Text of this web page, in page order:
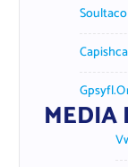
MEDIA